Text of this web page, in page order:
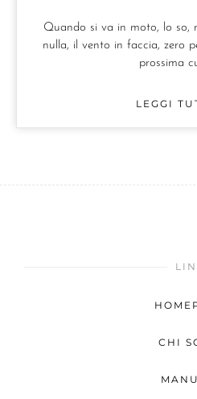
Quando si va in moto, lo so,
nulla, il vento in faccia, zero
prossima
LEGGI
CHI